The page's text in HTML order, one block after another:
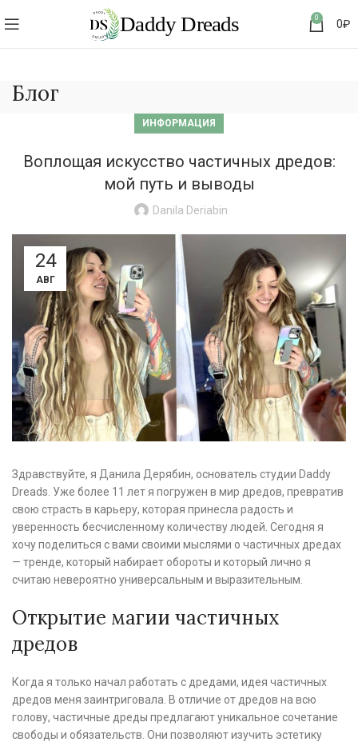
0 0₽
Блог
ИНФОРМАЦИЯ
Воплощая искусство частичных дредов:
мой путь и выводы
Danila Deriabin
24
АВГ
Здравствуйте, я Данила Дерябин, основатель студии Daddy
Dreads. Уже более 11 лет я погружен в мир дредов, превратив
свою страсть в карьеру, которая принесла радость и
уверенность бесчисленному количеству людей. Сегодня я
хочу поделиться с вами своими мыслями о частичных дредах
— тренде, который набирает обороты и который лично я
считаю невероятно универсальным и выразительным.
Открытие магии частичных
дредов
Когда я только начал работать с дредами, идея частичных
дредов меня заинтриговала. В отличие от дредов на всю
голову, частичные дреды предлагают уникальное сочетание
свободы и обязательств. Они позволяют изучить эстетику